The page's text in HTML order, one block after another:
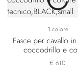
1 colore
Fasce per cavallo
coccodrillo e
tecnico
€ 610